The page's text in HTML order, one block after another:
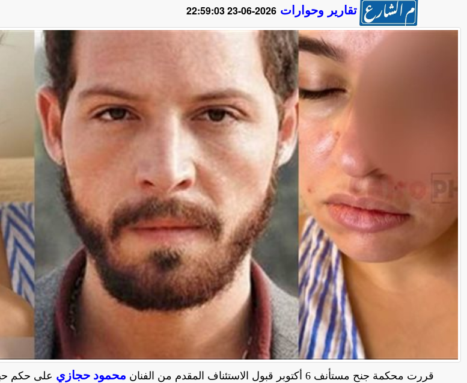
تقارير وحوارات 2026-06-23 22:59:03
قررت محكمة جنح مستأنف 6 أكتوبر قبول الاستئناف المقدم من الفنان محمود حجازي